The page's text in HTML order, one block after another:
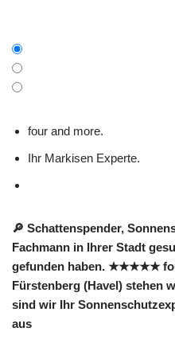
four and more.
Ihr Markisen Experte.
🔎 Schattenspender,
Fachmann in Ihrer Stadt
gefunden haben. ★★★★★
Fürstenberg (Havel) stehen
sind wir Ihr
aus